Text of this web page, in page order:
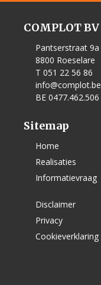
COMPLOT BV
Pantserstraat 9a
8800 Roeselare
T 051 22 56 86
info@complot.be
BE 0477.462.506
Sitemap
Home
Realisaties
Informatievraag
Disclaimer
Privacy
Cookieverklaring